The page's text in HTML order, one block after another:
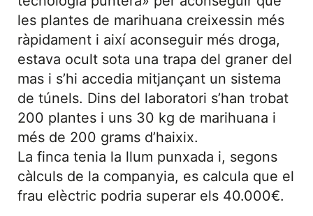
les plantes de marihuana creixessin més
ràpidament i així aconseguir més droga,
estava ocult sota una trapa del graner del
mas i s’hi accedia mitjançant un sistema
de túnels. Dins del laboratori s’han trobat
200 plantes i uns 30 kg de marihuana i
més de 200 grams d’haixix.
La finca tenia la llum punxada i, segons
càlculs de la companyia, es calcula que el
frau elèctric podria superar els 40.000€.